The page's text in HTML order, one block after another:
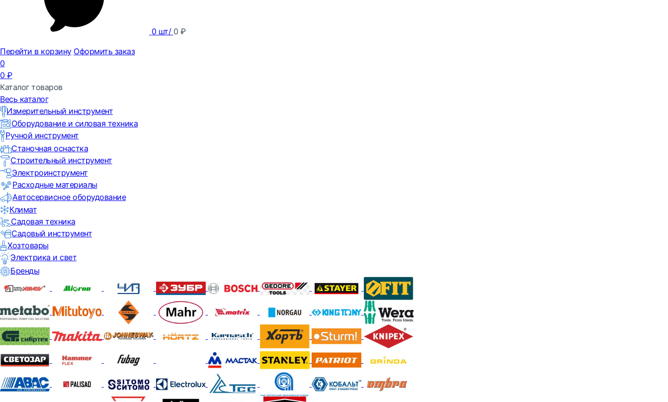
0 шт/ 0 ₽
Перейти в корзину Оформить заказ
0
0 ₽
Каталог товаров
Весь каталог
Измерительный инструмент
Оборудование и силовая техника
Ручной инструмент
Станочная оснастка
Строительный инструмент
Электроинструмент
Расходные материалы
Автосервисное оборудование
Климат
Садовая техника
Садовый инструмент
Хозтовары
Электрика и свет
Бренды